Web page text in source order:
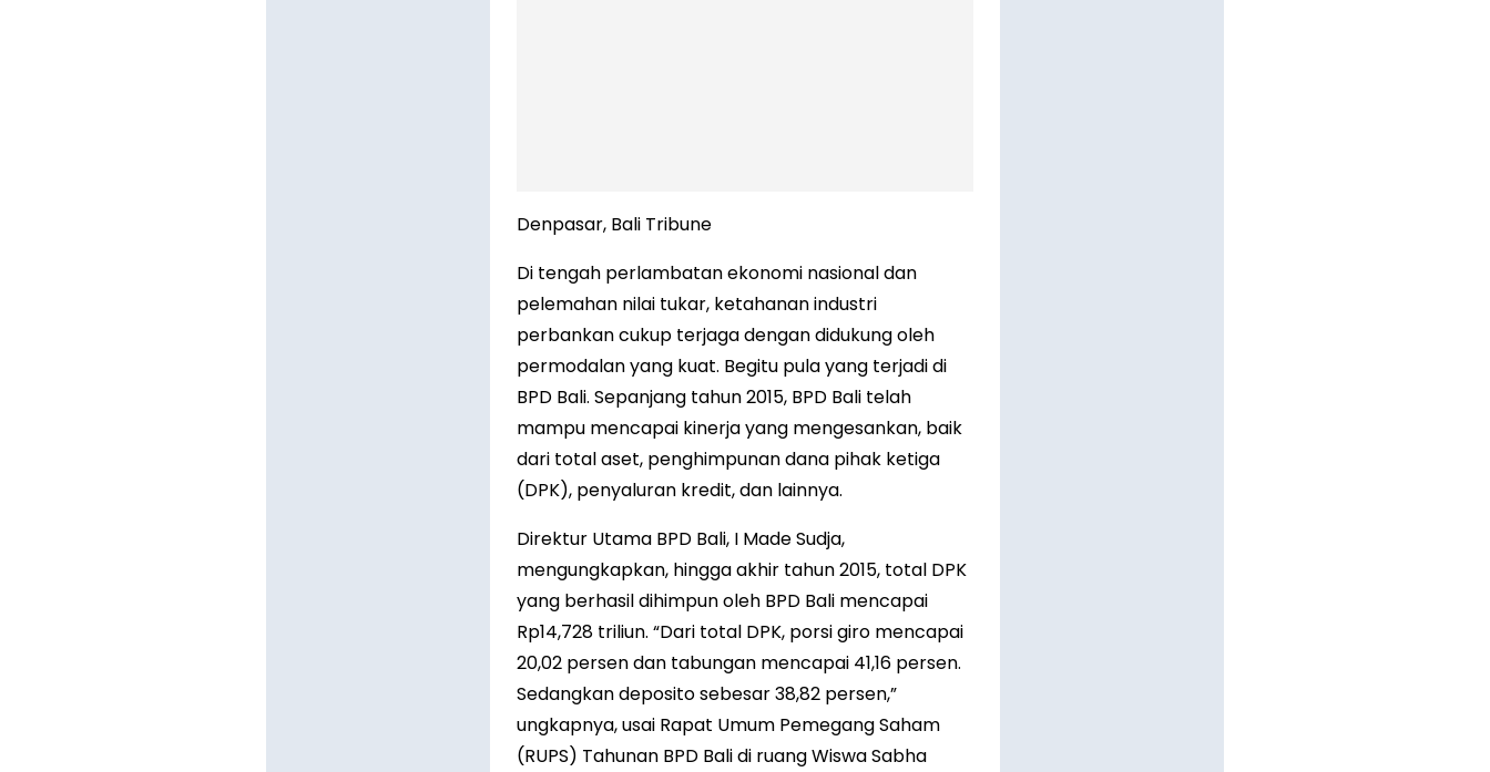
Denpasar, Bali Tribune
Di tengah perlambatan ekonomi nasional dan
pelemahan nilai tukar, ketahanan industri
perbankan cukup terjaga dengan didukung oleh
permodalan yang kuat. Begitu pula yang terjadi di
BPD Bali. Sepanjang tahun 2015, BPD Bali telah
mampu mencapai kinerja yang mengesankan, baik
dari total aset, penghimpunan dana pihak ketiga
(DPK), penyaluran kredit, dan lainnya.
Direktur Utama BPD Bali, I Made Sudja,
mengungkapkan, hingga akhir tahun 2015, total DPK
yang berhasil dihimpun oleh BPD Bali mencapai
Rp14,728 triliun. “Dari total DPK, porsi giro mencapai
20,02 persen dan tabungan mencapai 41,16 persen.
Sedangkan deposito sebesar 38,82 persen,”
ungkapnya, usai Rapat Umum Pemegang Saham
(RUPS) Tahunan BPD Bali di ruang Wiswa Sabha